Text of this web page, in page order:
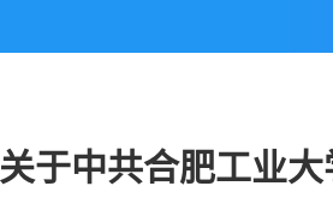
关于中共合肥工业